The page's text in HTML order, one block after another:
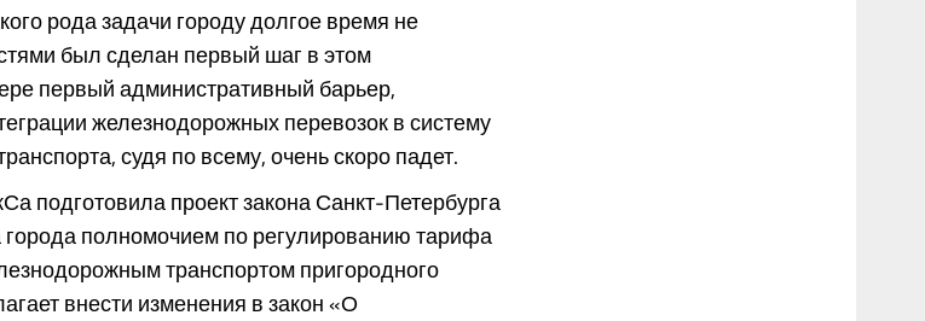
рода задачи городу долгое время не
был сделан первый шаг в этом
первый административный барьер,
железнодорожных перевозок в систему
судя по всему, очень скоро падет.
подготовила проект закона Санкт-Петербурга
полномочием по регулированию тарифа
транспортом пригородного
внести изменения в закон «О